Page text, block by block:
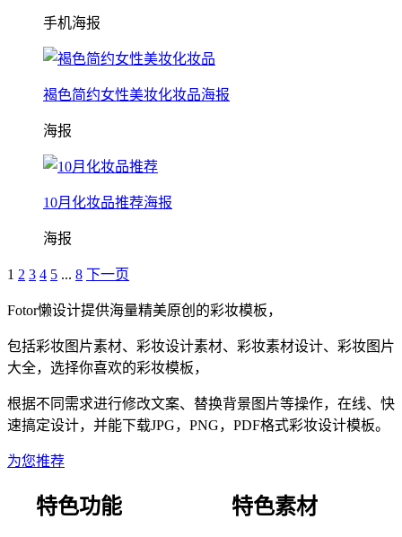
手机海报
褐色简约女性美妆化妆品海报
海报
10月化妆品推荐海报
海报
1 2 3 4 5 ... 8 下一页
Fotor懒设计提供海量精美原创的彩妆模板，
包括彩妆图片素材、 彩妆设计素材、 彩妆素材设计、 彩妆图片
大全，选择你喜欢的彩妆模板，
根据不同需求进行修改文案、替换背景图片等操作，在线、快
速搞定设计，并能下载JPG，PNG，PDF格式彩妆设计模板。
为您推荐
特色功能 特色素材